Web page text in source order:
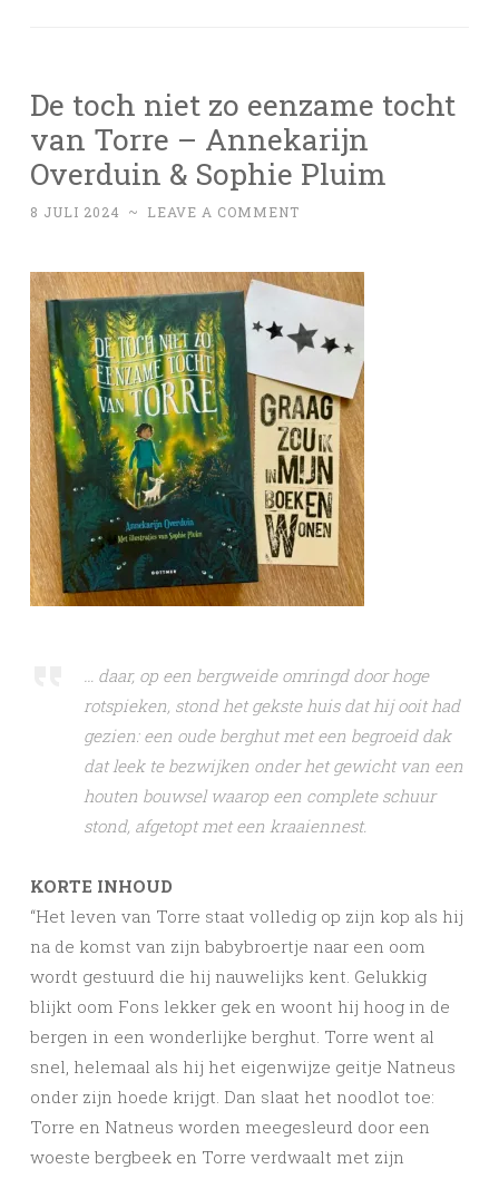
De toch niet zo eenzame tocht
van Torre – Annekarijn
Overduin & Sophie Pluim
8 JULI 2024 ~ LEAVE A COMMENT
… daar, op een bergweide omringd door hoge
rotspieken, stond het gekste huis dat hij ooit had
gezien: een oude berghut met een begroeid dak
dat leek te bezwijken onder het gewicht van een
houten bouwsel waarop een complete schuur
stond, afgetopt met een kraaiennest.
KORTE INHOUD
“Het leven van Torre staat volledig op zijn kop als hij
na de komst van zijn babybroertje naar een oom
wordt gestuurd die hij nauwelijks kent. Gelukkig
blijkt oom Fons lekker gek en woont hij hoog in de
bergen in een wonderlijke berghut. Torre went al
snel, helemaal als hij het eigenwijze geitje Natneus
onder zijn hoede krijgt. Dan slaat het noodlot toe:
Torre en Natneus worden meegesleurd door een
woeste bergbeek en Torre verdwaalt met zijn